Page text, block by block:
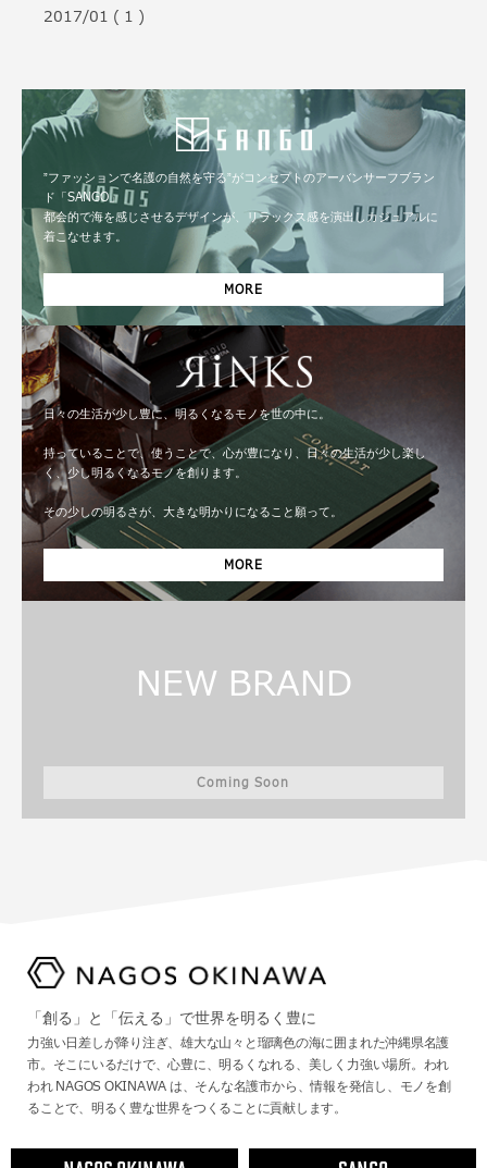
2017/01 ( 1 )
”ファッションで名護の自然を守る”がコンセプトのアーバンサーフブラン
ド「SANGO」
都会的で海を感じさせるデザインが、リラックス感を演出しカジュアルに
着こなせます。
MORE
日々の生活が少し豊に、明るくなるモノを世の中に。
持っていることで、使うことで、心が豊になり、日々の生活が少し楽し
く、少し明るくなるモノを創ります。
その少しの明るさが、大きな明かりになること願って。
MORE
NEW BRAND
Coming Soon
「創る」と「伝える」で世界を明るく豊に
力強い日差しが降り注ぎ、雄大な山々と瑠璃色の海に囲まれた沖縄県名護
市。そこにいるだけで、心豊に、明るくなれる、美しく力強い場所。われ
われ NAGOS OKINAWA は、そんな名護市から、情報を発信し、モノを創
ることで、明るく豊な世界をつくることに貢献します。